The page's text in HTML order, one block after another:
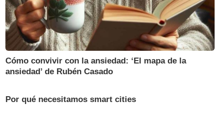
Cómo convivir con la ansiedad: ‘El mapa de la
ansiedad’ de Rubén Casado
Por qué necesitamos smart cities